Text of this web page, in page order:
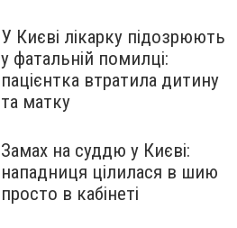
У Києві лікарку підозрюють
у фатальній помилці:
пацієнтка втратила дитину
та матку
Замах на суддю у Києві:
нападниця цілилася в шию
просто в кабінеті